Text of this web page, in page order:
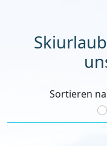
Sortieren